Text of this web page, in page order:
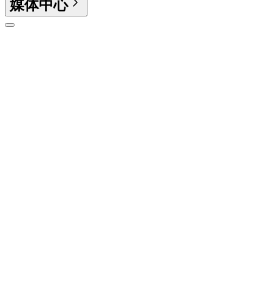
媒体中心